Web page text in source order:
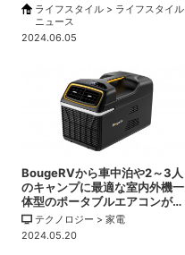
ライフスタイル > ライフスタイル
ニュース
2024.06.05
BougeRVから車中泊や2～3人
のキャンプに最適な室内外機一
体型のポータブルエアコンが…
テクノロジー > 家電
2024.05.20